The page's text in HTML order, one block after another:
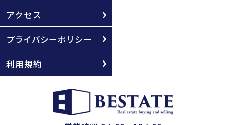
アクセス
プライバシーポリシー
利用規約